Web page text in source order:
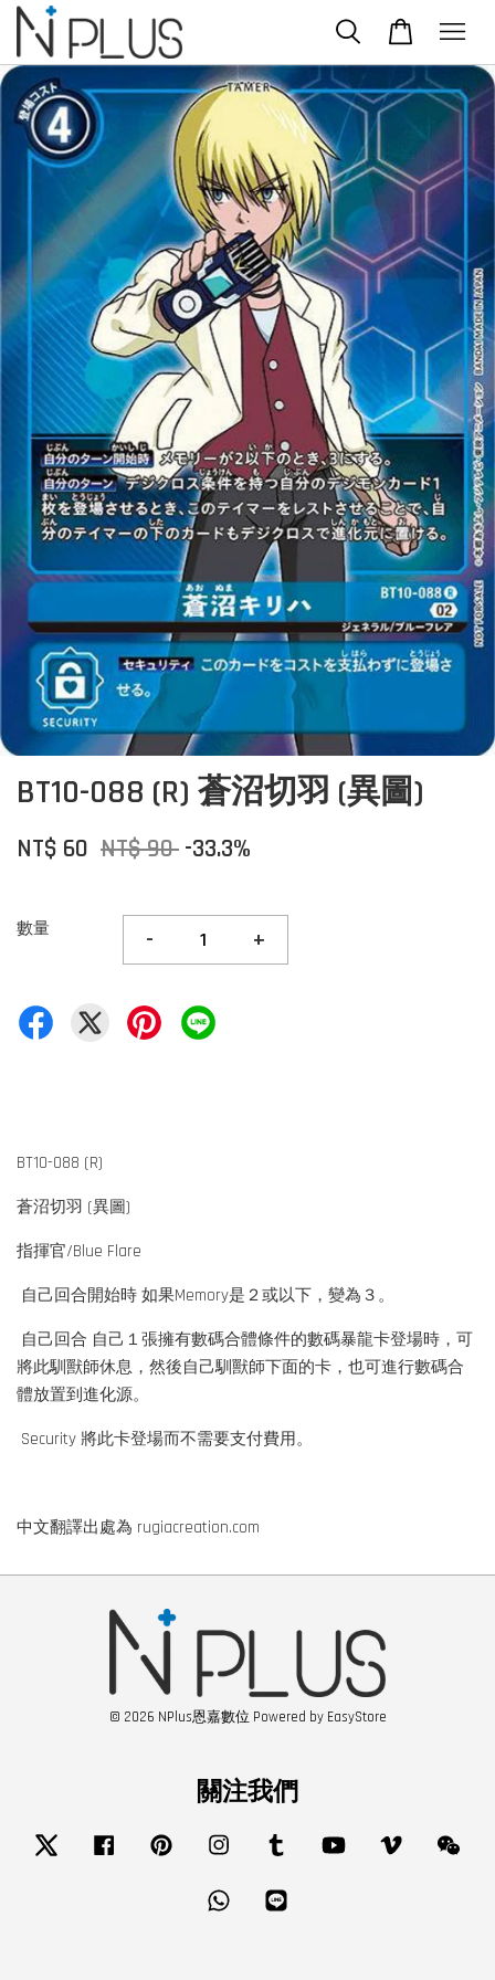
BT10-088 (R) 蒼沼切羽 (異圖)
NT$ 60 NT$ 90 -33.3%
數量 - +
BT10-088 (R)
蒼沼切羽 (異圖)
指揮官/Blue Flare
自己回合開始時 如果Memory是２或以下，變為３。
自己回合 自己１張擁有數碼合體條件的數碼暴龍卡登場時，可
將此馴獸師休息，然後自己馴獸師下面的卡，也可進行數碼合
體放置到進化源。
Security 將此卡登場而不需要支付費用。
中文翻譯出處為 rugiacreation.com
© 2026 NPlus恩嘉數位 Powered by EasyStore
關注我們
Twitter Facebook Pinterest Instagram Tumblr YouTube Vimeo
Whatsapp